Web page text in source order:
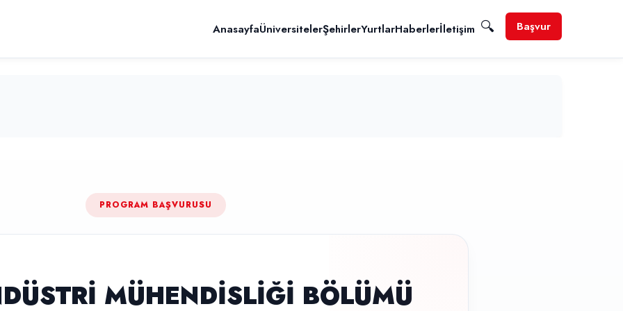
AnasayfaÜniversitelerŞehirlerYurtlarHaberlerİletişim 🔍 Başvur
PROGRAM BAŞVURUSU
MÜHENDİSLİĞİ BÖLÜMÜ